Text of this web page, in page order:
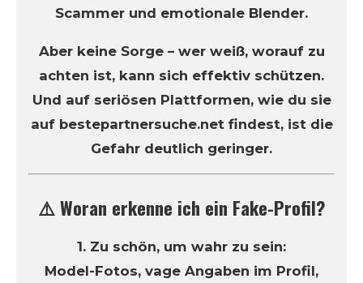
Scammer und emotionale Blender.
Aber keine Sorge – wer weiß, worauf zu
achten ist, kann sich effektiv schützen.
Und auf seriösen Plattformen, wie du sie
auf bestepartnersuche.net findest, ist die
Gefahr deutlich geringer.
⚠️ Woran erkenne ich ein Fake-Profil?
1. Zu schön, um wahr zu sein:
Model-Fotos, vage Angaben im Profil,